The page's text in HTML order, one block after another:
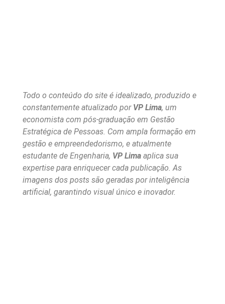
Todo o conteúdo do site é idealizado, produzido e
constantemente atualizado por VP Lima, um
economista com pós-graduação em Gestão
Estratégica de Pessoas. Com ampla formação em
gestão e empreendedorismo, e atualmente
estudante de Engenharia, VP Lima aplica sua
expertise para enriquecer cada publicação. As
imagens dos posts são geradas por inteligência
artificial, garantindo visual único e inovador.